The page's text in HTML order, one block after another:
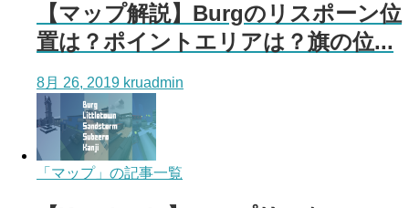
【マップ解説】Burgのリスポーン位
置は？ポイントエリアは？旗の位...
8月 26, 2019 kruadmin
「マップ」の記事一覧